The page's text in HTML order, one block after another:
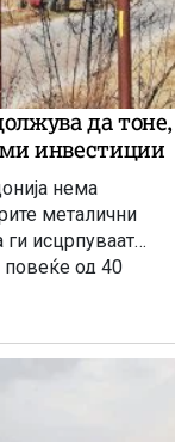
да тоне,
инвестиции
нема
металични
исцрпуваат
повеќе од 40
голема
за рудник